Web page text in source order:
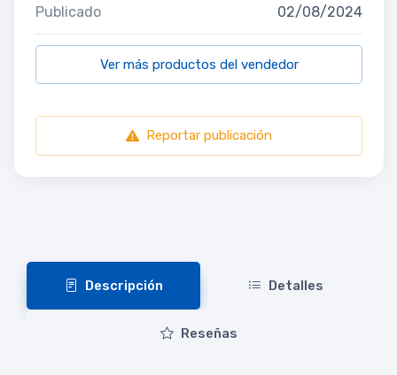
Publicado 02/08/2024
Ver más productos del vendedor
Reportar publicación
Descripción Detalles
Reseñas